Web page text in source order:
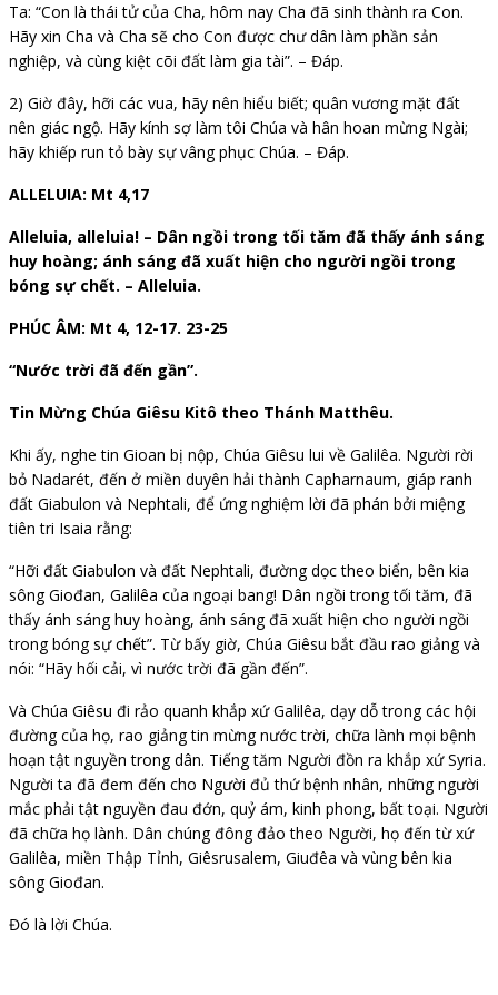
Ta: “Con là thái tử của Cha, hôm nay Cha đã sinh thành ra Con.
Hãy xin Cha và Cha sẽ cho Con được chư dân làm phần sản
nghiệp, và cùng kiệt cõi đất làm gia tài”. – Đáp.
2) Giờ đây, hỡi các vua, hãy nên hiểu biết; quân vương mặt đất
nên giác ngộ. Hãy kính sợ làm tôi Chúa và hân hoan mừng Ngài;
hãy khiếp run tỏ bày sự vâng phục Chúa. – Đáp.
ALLELUIA: Mt 4,17
Alleluia, alleluia! – Dân ngồi trong tối tăm đã thấy ánh sáng
huy hoàng; ánh sáng đã xuất hiện cho người ngồi trong
bóng sự chết. – Alleluia.
PHÚC ÂM: Mt 4, 12-17. 23-25
“Nước trời đã đến gần”.
Tin Mừng Chúa Giêsu Kitô theo Thánh Matthêu.
Khi ấy, nghe tin Gioan bị nộp, Chúa Giêsu lui về Galilêa. Người rời
bỏ Nadarét, đến ở miền duyên hải thành Capharnaum, giáp ranh
đất Giabulon và Nephtali, để ứng nghiệm lời đã phán bởi miệng
tiên tri Isaia rằng:
“Hỡi đất Giabulon và đất Nephtali, đường dọc theo biển, bên kia
sông Giođan, Galilêa của ngoại bang! Dân ngồi trong tối tăm, đã
thấy ánh sáng huy hoàng, ánh sáng đã xuất hiện cho người ngồi
trong bóng sự chết”. Từ bấy giờ, Chúa Giêsu bắt đầu rao giảng và
nói: “Hãy hối cải, vì nước trời đã gần đến”.
Và Chúa Giêsu đi rảo quanh khắp xứ Galilêa, dạy dỗ trong các hội
đường của họ, rao giảng tin mừng nước trời, chữa lành mọi bệnh
hoạn tật nguyền trong dân. Tiếng tăm Người đồn ra khắp xứ Syria.
Người ta đã đem đến cho Người đủ thứ bệnh nhân, những người
mắc phải tật nguyền đau đớn, quỷ ám, kinh phong, bất toại. Người
đã chữa họ lành. Dân chúng đông đảo theo Người, họ đến từ xứ
Galilêa, miền Thập Tỉnh, Giêsrusalem, Giuđêa và vùng bên kia
sông Giođan.
Đó là lời Chúa.